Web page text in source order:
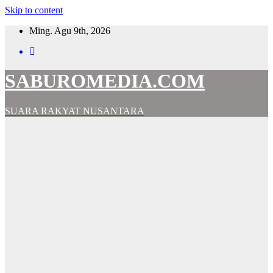
Skip to content
Ming. Agu 9th, 2026
SABUROMEDIA.COM
SUARA RAKYAT NUSANTARA